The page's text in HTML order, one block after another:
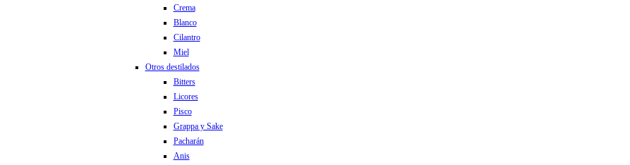
Crema
Blanco
Cilantro
Miel
Otros destilados
Bitters
Licores
Pisco
Grappa y Sake
Pacharán
Anis